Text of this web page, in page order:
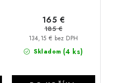
Skladom (4 ks)
134,15 € bez DPH
165 €
185 €